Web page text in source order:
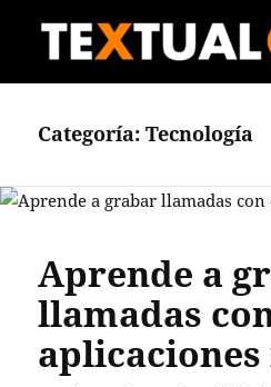
Categoría:Tecnología
Aprende a
llamadas